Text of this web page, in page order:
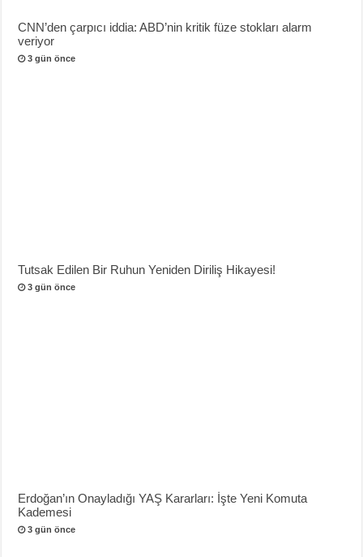
CNN’den çarpıcı iddia: ABD’nin kritik füze stokları alarm
veriyor
3 gün önce
Tutsak Edilen Bir Ruhun Yeniden Diriliş Hikayesi!
3 gün önce
Erdoğan’ın Onayladığı YAŞ Kararları: İşte Yeni Komuta
Kademesi
3 gün önce